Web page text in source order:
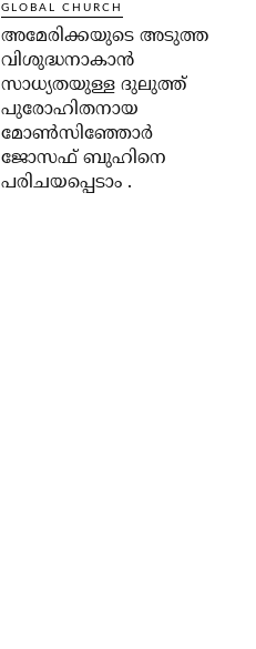
GLOBAL CHURCH
അമേരിക്കയുടെ അടുത്ത
വിശുദ്ധനാകാൻ
സാധ്യതയുള്ള ദുലുത്ത്
പുരോഹിതനായ
മോൺസിഞ്ഞോർ
ജോസഫ് ബുഹിനെ
പരിചയപ്പെടാം .